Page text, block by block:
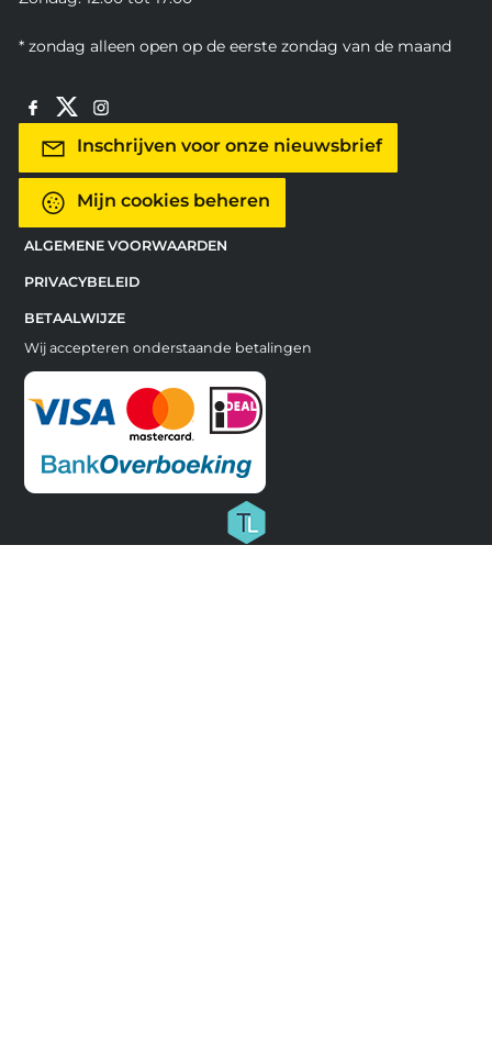
* zondag alleen open op de eerste zondag van de maand
Inschrijven voor onze nieuwsbrief
Mijn cookies beheren
ALGEMENE VOORWAARDEN
PRIVACYBELEID
BETAALWIJZE
Wij accepteren onderstaande betalingen